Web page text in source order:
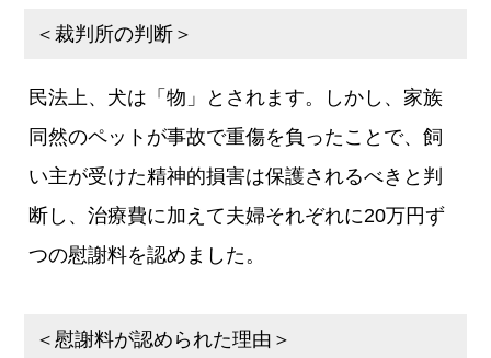
＜裁判所の判断＞
民法上、犬は「物」とされます。しかし、家族
同然のペットが事故で重傷を負ったことで、飼
い主が受けた精神的損害は保護されるべきと判
断し、治療費に加えて夫婦それぞれに20万円ず
つの慰謝料を認めました。
＜慰謝料が認められた理由＞